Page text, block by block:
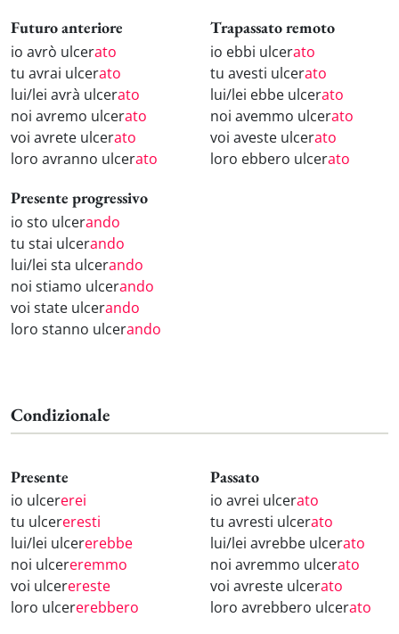
Futuro anteriore
io avrò ulcerato
tu avrai ulcerato
lui/lei avrà ulcerato
noi avremo ulcerato
voi avrete ulcerato
loro avranno ulcerato
Trapassato remoto
io ebbi ulcerato
tu avesti ulcerato
lui/lei ebbe ulcerato
noi avemmo ulcerato
voi aveste ulcerato
loro ebbero ulcerato
Presente progressivo
io sto ulcerando
tu stai ulcerando
lui/lei sta ulcerando
noi stiamo ulcerando
voi state ulcerando
loro stanno ulcerando
Condizionale
Presente
io ulcererei
tu ulcereresti
lui/lei ulcererebbe
noi ulcereremmo
voi ulcerereste
loro ulcererebbero
Passato
io avrei ulcerato
tu avresti ulcerato
lui/lei avrebbe ulcerato
noi avremmo ulcerato
voi avreste ulcerato
loro avrebbero ulcerato